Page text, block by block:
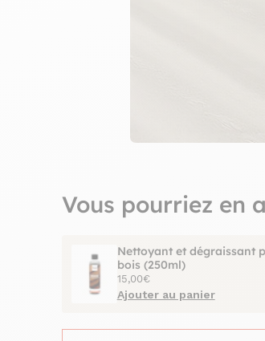
Vous pourriez en
Nettoyant et dégraissant
bois (250ml)
15,00€
Ajouter au panier